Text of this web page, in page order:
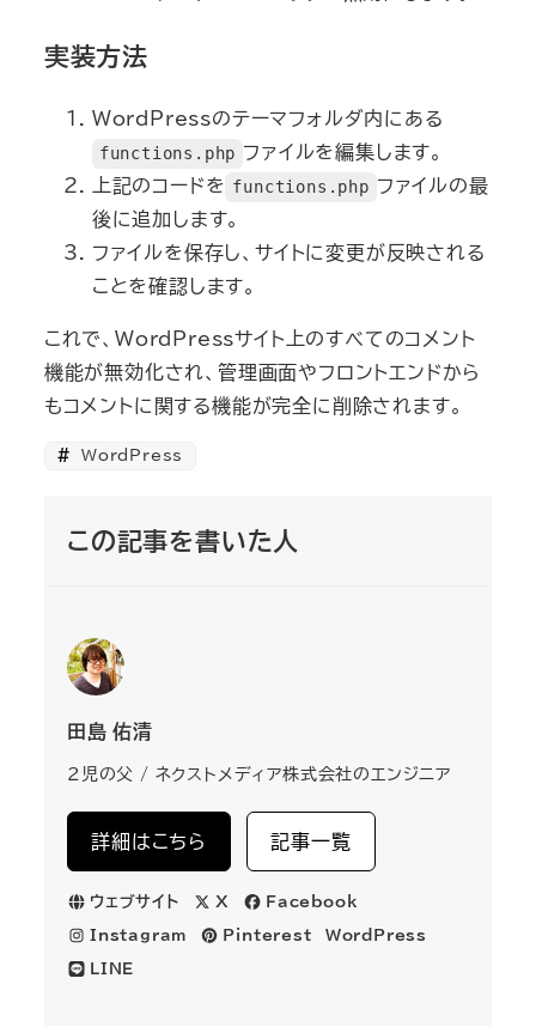
実装方法
WordPressのテーマフォルダ内にある
functions.php ファイルを編集します。
上記のコードを functions.php ファイルの最
後に追加します。
ファイルを保存し、サイトに変更が反映される
ことを確認します。
これで、WordPressサイト上のすべてのコメント
機能が無効化され、管理画面やフロントエンドから
もコメントに関する機能が完全に削除されます。
WordPress
この記事を書いた人
田島 佑清
2児の父 / ネクストメディア株式会社のエンジニア
詳細はこちら 記事一覧
ウェブサイト X Facebook
Instagram Pinterest WordPress
LINE